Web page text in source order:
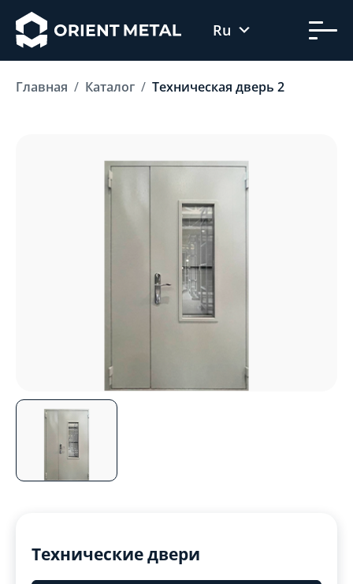
Ru
Главная Каталог Техническая дверь 2
Технические двери